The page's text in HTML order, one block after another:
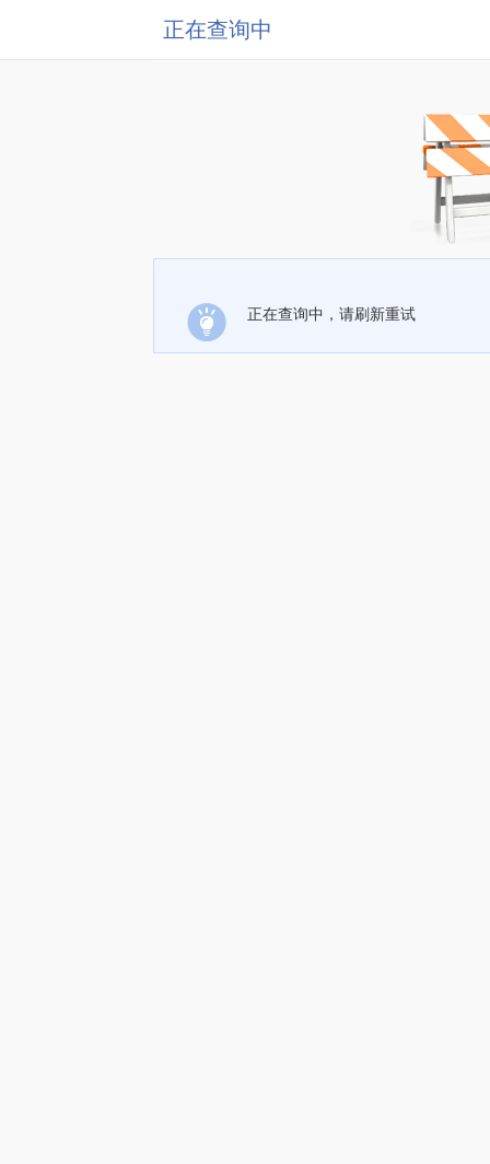
正在查询中
正在查询中，请刷新重试